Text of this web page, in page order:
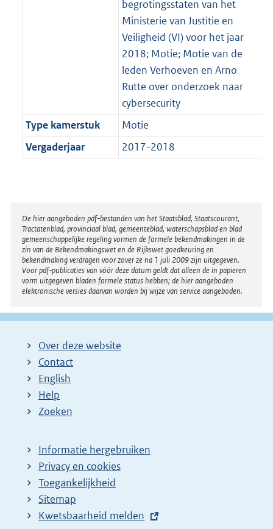
begrotingsstaten van het
Ministerie van Justitie en
Veiligheid (VI) voor het jaar
2018; Motie; Motie van de
leden Verhoeven en Arno
Rutte over onderzoek naar
cybersecurity
Type kamerstuk
Motie
Vergaderjaar
2017-2018
Disclaimer
De hier aangeboden pdf-bestanden van het Staatsblad, Staatscourant,
Tractatenblad, provinciaal blad, gemeenteblad, waterschapsblad en blad
gemeenschappelijke regeling vormen de formele bekendmakingen in de
zin van de Bekendmakingswet en de Rijkswet goedkeuring en
bekendmaking verdragen voor zover ze na 1 juli 2009 zijn uitgegeven.
Voor pdf-publicaties van vóór deze datum geldt dat alleen de in papieren
vorm uitgegeven bladen formele status hebben; de hier aangeboden
elektronische versies daarvan worden bij wijze van service aangeboden.
Over deze website
Contact
English
Help
Zoeken
Informatie hergebruiken
Privacy en cookies
Toegankelijkheid
Sitemap
E
Kwetsbaarheid melden